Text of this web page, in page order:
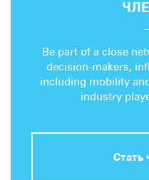
Be part of a close
decision-makers,
including mobility
industry
Стать